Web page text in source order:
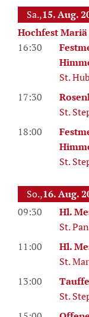
Sa.,15. Aug.
Hochfest
16:30
St.
17:30
St.
18:00
St.
So.,16. Aug.
09:30
Hl.
St.
11:00
Hl.
St.
13:00
St.